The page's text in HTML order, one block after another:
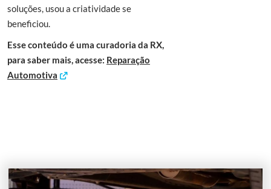
soluções, usou a criatividade se
beneficiou.
Esse conteúdo é uma curadoria da RX,
para saber mais, acesse: Reparação
Automotiva